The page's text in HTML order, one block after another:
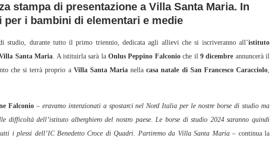
stampa di presentazione a Villa Santa Maria. In
per i bambini di elementari e medie
durante tutto il primo triennio, dedicata agli allievi che si iscriveranno all’istituto
Santa Maria. A istituirla sarà laOnlus Peppino Falconioche il 9 dicembre annuncerà il
che si terrà proprio a Villa Santa Marianellacasa natale di San Francesco Caracciolo,
Falconio– eravamo intenzionati a spostarci nel Nord Italia per le nostre borse di studio ma
difficoltà dell’istituto alberghiero del nostro paese. Le borse di studio 2024 saranno quindi
i plessi dell’IC Benedetto Croce di Quadri. Partiremo da Villa Santa Maria – continua la